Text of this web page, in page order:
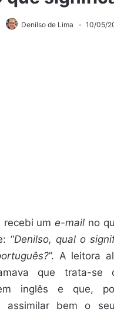
Denilso de Lima 10/05/
recebi ume-mail no
“Denilso, qual o
”. A leitora
que trata-se
inglês e que,
assimilar bem o